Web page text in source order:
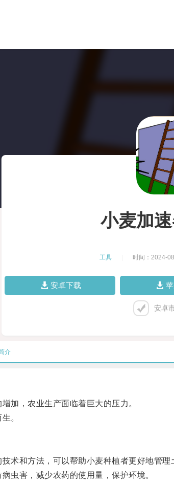
小麦加
工具 时间：2024-
安卓下载
安卓
介
，农业生产面临着巨大的压力。
。
和方法，可以帮助小麦种植者更好地管理
害，减少农药的使用量，保护环境。